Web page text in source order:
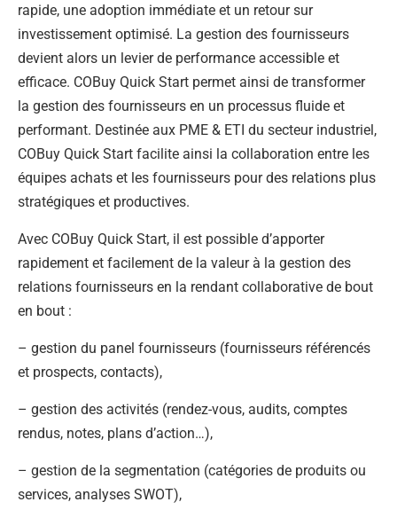
rapide, une adoption immédiate et un retour sur
investissement optimisé. La gestion des fournisseurs
devient alors un levier de performance accessible et
efficace. COBuy Quick Start permet ainsi de transformer
la gestion des fournisseurs en un processus fluide et
performant. Destinée aux PME & ETI du secteur industriel,
COBuy Quick Start facilite ainsi la collaboration entre les
équipes achats et les fournisseurs pour des relations plus
stratégiques et productives.
Avec COBuy Quick Start, il est possible d’apporter
rapidement et facilement de la valeur à la gestion des
relations fournisseurs en la rendant collaborative de bout
en bout :
– gestion du panel fournisseurs (fournisseurs référencés
et prospects, contacts),
– gestion des activités (rendez-vous, audits, comptes
rendus, notes, plans d’action…),
– gestion de la segmentation (catégories de produits ou
services, analyses SWOT),